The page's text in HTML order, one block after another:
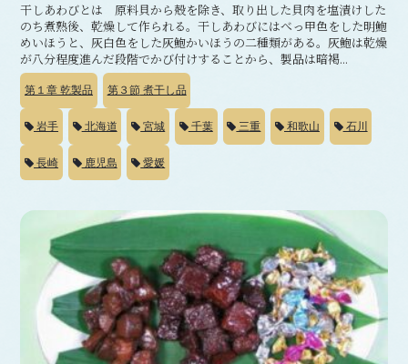
干しあわびとは 原料貝から殻を除き、取り出した貝肉を塩漬けした
のち煮熟後、乾燥して作られる。干しあわびにはべっ甲色をした明鮑
めいほうと、灰白色をした灰鮑かいほうの二種類がある。灰鮑は乾燥
が八分程度進んだ段階でかび付けすることから、製品は暗褐...
第１章 乾製品 第３節煮干し品
岩手 北海道 宮城 千葉 三重 和歌山 石川
長崎 鹿児島 愛媛